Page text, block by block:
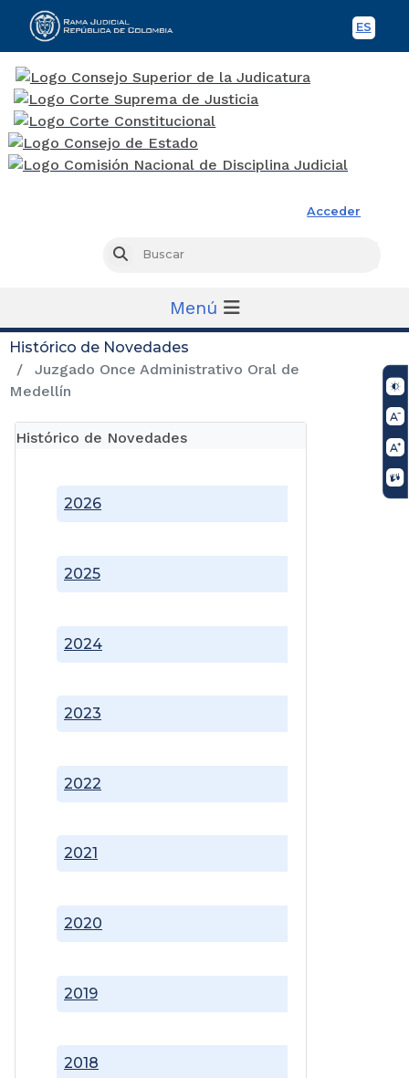
ES
Acceder
Buscar
Menú
Histórico de Novedades
Juzgado Once Administrativo Oral de
Medellín
Histórico de Novedades
2018
2019
2020
2021
2022
2023
2024
2025
2026